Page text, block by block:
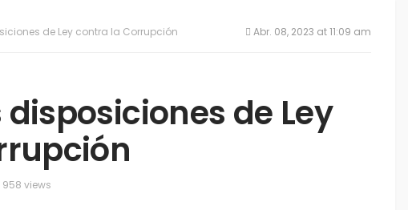
de Ley contra la Corrupción Abr. 08, 2023 at 11:09 am
de Ley
958 views